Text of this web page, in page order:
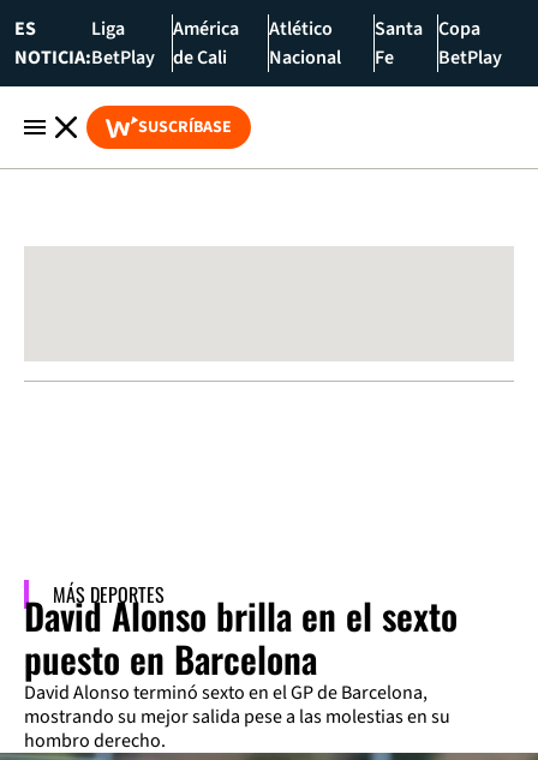
ES
NOTICIA:
Liga
BetPlay
América
de Cali
Atlético
Nacional
Santa
Fe
Copa
BetPlay
SUSCRÍBASE
MÁS DEPORTES
David Alonso brilla en el sexto
puesto en Barcelona
David Alonso terminó sexto en el GP de Barcelona,
mostrando su mejor salida pese a las molestias en su
hombro derecho.